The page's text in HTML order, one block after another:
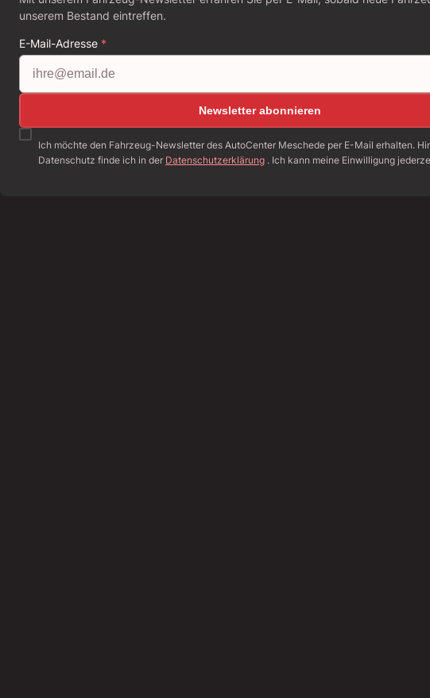
unserem Bestand eintreffen.
E-Mail-Adresse *
Newsletter abonnieren
Ich möchte den Fahrzeug-Newsletter des AutoCenter Meschede per E-Mail erhalten.
Datenschutz finde ich in der Datenschutzerklärung . Ich kann meine Einwilligung